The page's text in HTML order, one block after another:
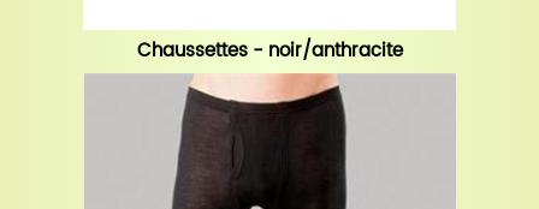
Chaussettes - noir/anthracite